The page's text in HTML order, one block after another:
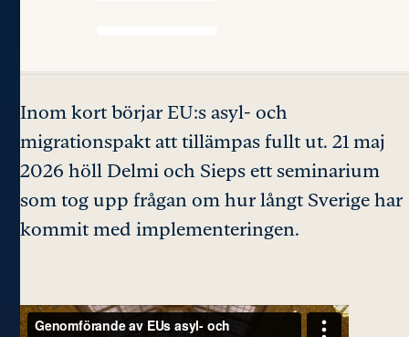
Inom kort börjar EU:s asyl- och
migrationspakt att tillämpas fullt ut. 21 maj
2026 höll Delmi och Sieps ett seminarium
som tog upp frågan om hur långt Sverige har
kommit med implementeringen.